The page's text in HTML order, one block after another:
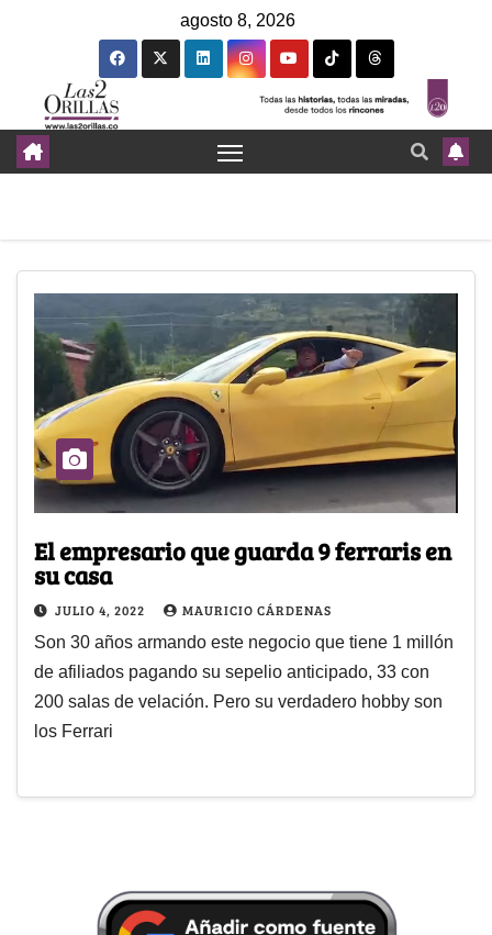
agosto 8, 2026
El empresario que guarda 9 ferraris en
su casa
JULIO 4, 2022 MAURICIO CÁRDENAS
Son 30 años armando este negocio que tiene 1 millón
de afiliados pagando su sepelio anticipado, 33 con
200 salas de velación. Pero su verdadero hobby son
los Ferrari